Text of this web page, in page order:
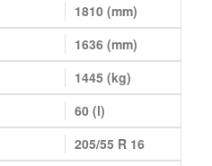
1810 (mm)
1636 (mm)
1445 (kg)
60 (l)
205/55 R 16